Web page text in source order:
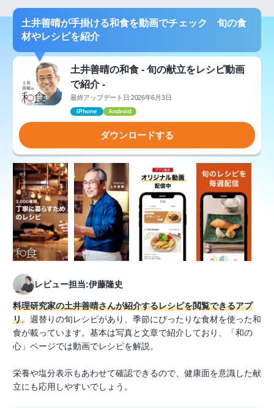
土井善晴が手掛ける和食を動画でチェック 旬の食
材やレシピを紹介
土井善晴の和食 - 旬の献立をレシピ動画
で紹介 -
最終アップデート日:2026年6月3日
iPhone Android
ダウンロードする
レビュー担当:伊藤隆史
料理研究家の土井善晴さんが紹介するレシピを閲覧できるアプ
リ。週替りの旬レシピがあり、季節にぴったりな食材を使った和
食が載っています。基本は写真と文章で紹介しており、「和の
心」ページでは動画でレシピを解説。
栄養や塩分表示もあわせて確認できるので、健康面を意識した献
立にも応用しやすいでしょう。